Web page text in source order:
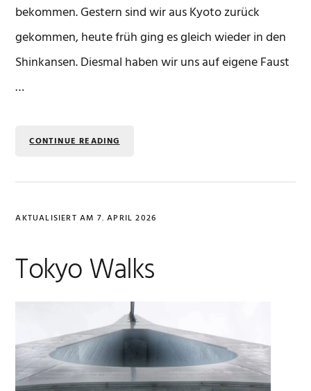
bekommen. Gestern sind wir aus Kyoto zurück
gekommen, heute früh ging es gleich wieder in den
Shinkansen. Diesmal haben wir uns auf eigene Faust
…
CONTINUE READING
AKTUALISIERT AM 7. APRIL 2026
Tokyo Walks